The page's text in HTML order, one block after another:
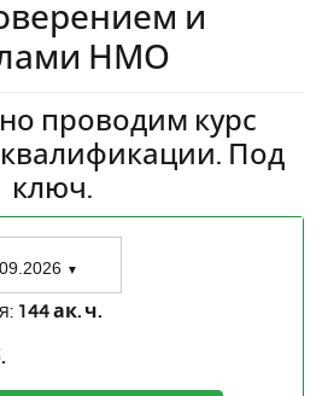
и
НМО
проводим курс
Под
ключ.
▼
144 ак. ч.